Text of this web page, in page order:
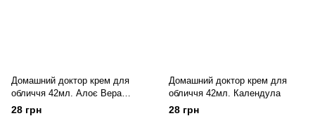
Домашний доктор крем для
обличчя 42мл. Алоє Вера
Зволожуюч.
28 грн
Домашний доктор крем для
обличчя 42мл. Календула
28 грн